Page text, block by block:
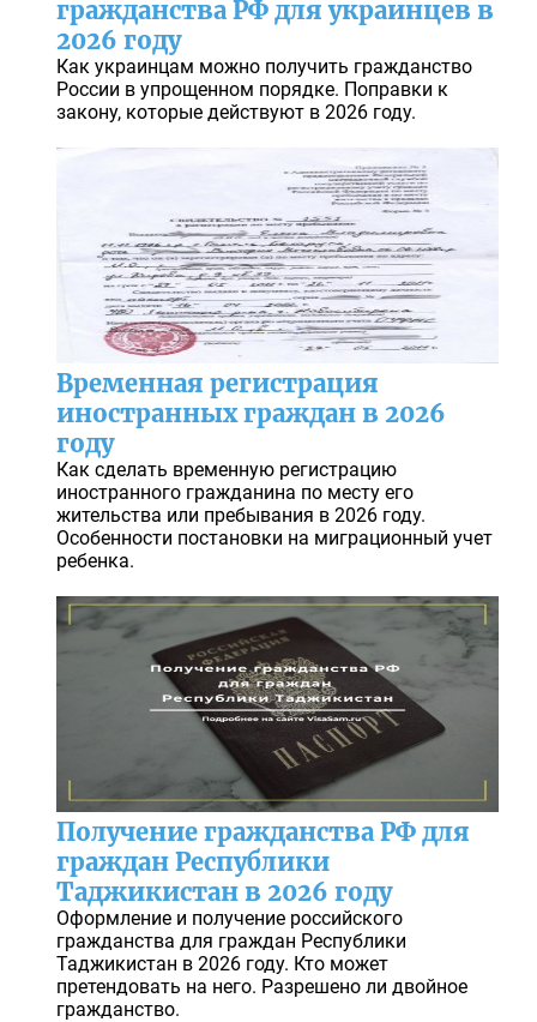
гражданства РФ для украинцев в
2026 году
Как украинцам можно получить гражданство
России в упрощенном порядке. Поправки к
закону, которые действуют в 2026 году.
Временная регистрация
иностранных граждан в 2026
году
Как сделать временную регистрацию
иностранного гражданина по месту его
жительства или пребывания в 2026 году.
Особенности постановки на миграционный учет
ребенка.
Получение гражданства РФ для
граждан Республики
Таджикистан в 2026 году
Оформление и получение российского
гражданства для граждан Республики
Таджикистан в 2026 году. Кто может
претендовать на него. Разрешено ли двойное
гражданство.